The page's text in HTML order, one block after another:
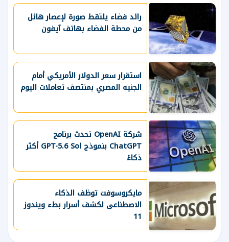
رائد فضاء يلتقط صورة لإعصار هائل
من محطة الفضاء بهاتف آيفون
استقرار سعر الدولار الأمريكي أمام
الجنيه المصري بمنتصف تعاملات اليوم
شركة OpenAI تحدث برنامج
ChatGPT بنموذج GPT-5.6 Sol أكثر
ذكاءً
مايكروسوفت توظف الذكاء
الاصطناعى لكشف أسرار بطء ويندوز
11